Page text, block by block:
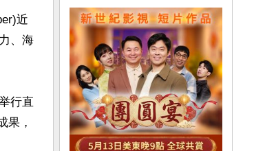
近
、海
行直
果，